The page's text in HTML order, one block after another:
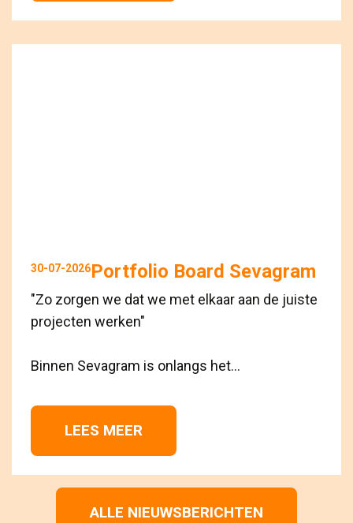
30-07-2026Portfolio Board Sevagram
"Zo zorgen we dat we met elkaar aan de juiste
projecten werken"
Binnen Sevagram is onlangs het...
LEES MEER
ALLE NIEUWSBERICHTEN